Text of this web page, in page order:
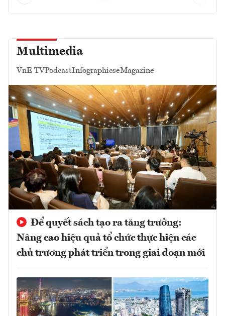
Multimedia
VnE TVPodcastInfographicseMagazine
Để quyết sách tạo ra tăng trưởng:
Nâng cao hiệu quả tổ chức thực hiện các
chủ trương phát triển trong giai đoạn mới